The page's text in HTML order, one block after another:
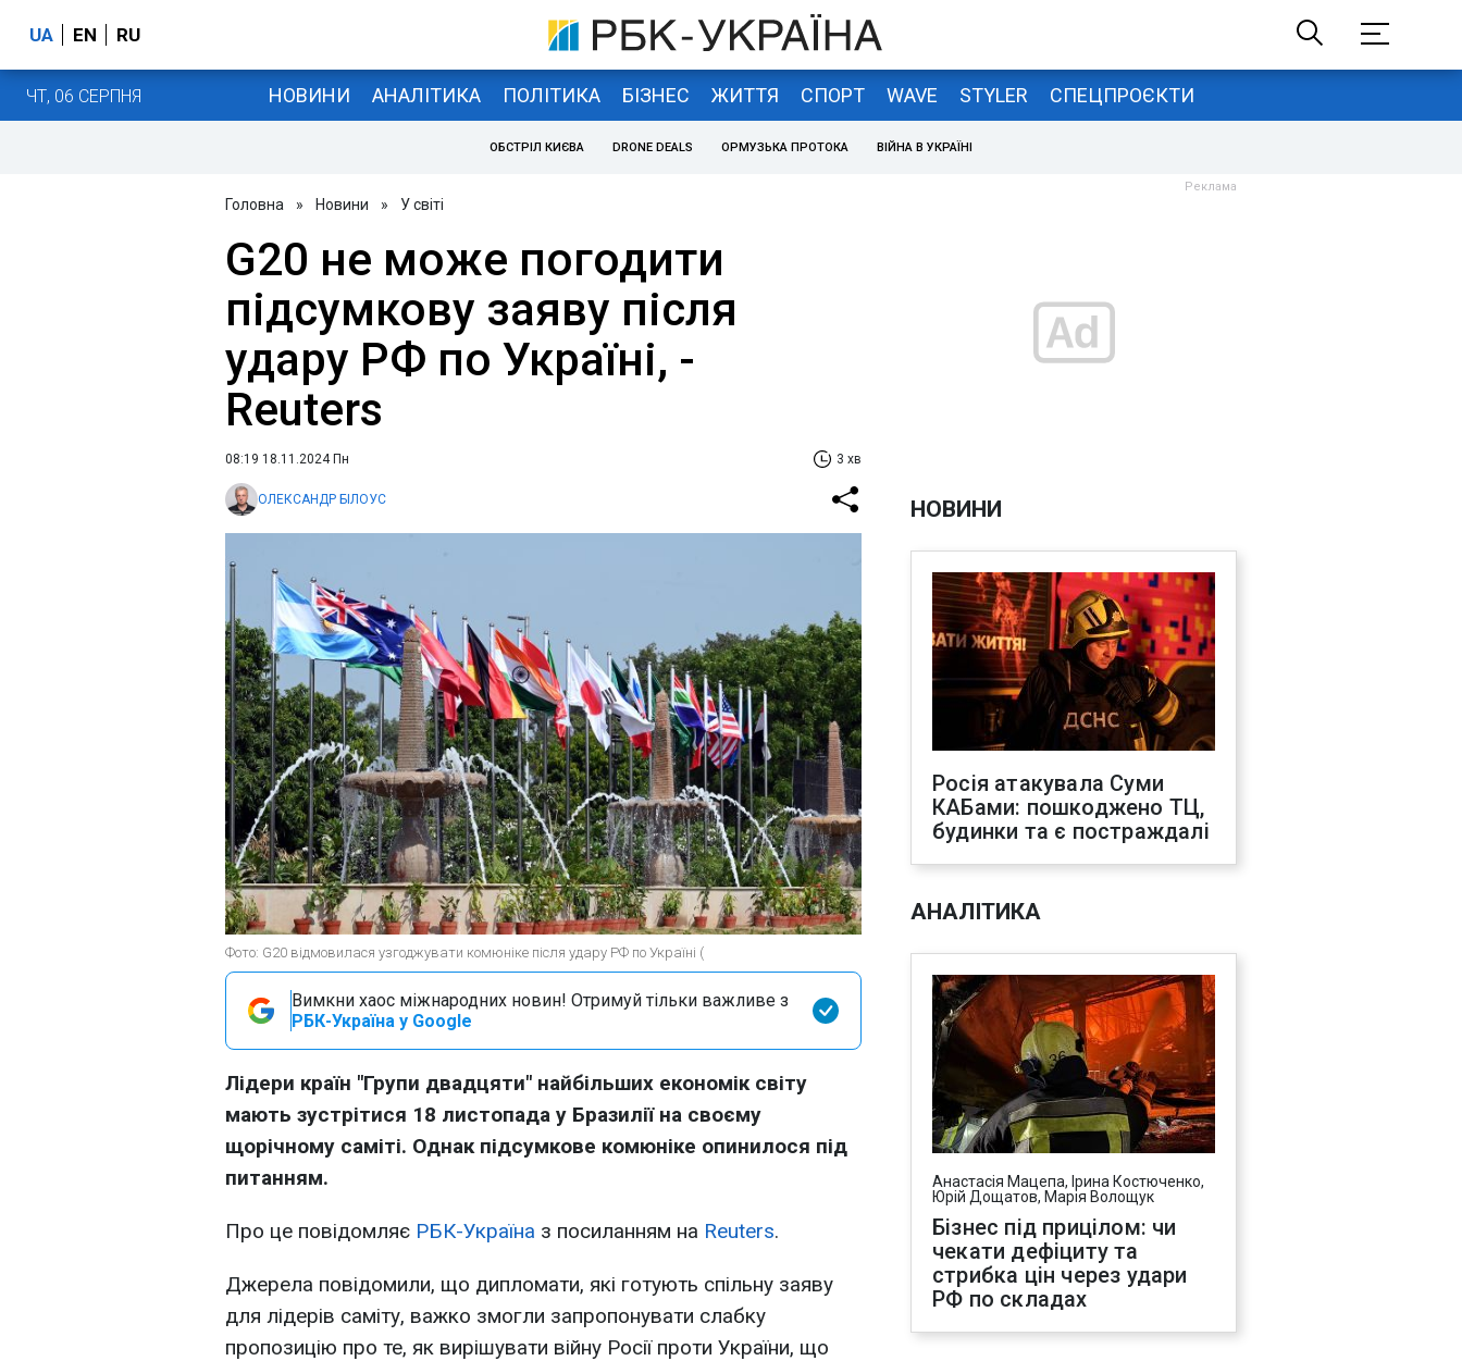
UA EN RU
ЧТ, 06 СЕРПНЯ НОВИНИ АНАЛІТИКА ПОЛІТИКА БІЗНЕС ЖИТТЯ СПОРТ WAVE STYLER СПЕЦПРОЄКТИ
ОБСТРІЛ КИЄВА DRONE DEALS ОРМУЗЬКА ПРОТОКА ВІЙНА В УКРАЇНІ
Головна » Новини » У світі
G20 не може погодити
підсумкову заяву після
удару РФ по Україні, -
Reuters
08:19 18.11.2024 Пн 3 хв
ОЛЕКСАНДР БІЛОУС
Фото: G20 відмовилася узгоджувати комюніке після удару РФ по Україні (
Вимкни хаос міжнародних новин! Отримуй тільки важливе з
РБК-Україна у Google
Лідери країн "Групи двадцяти" найбільших економік світу
мають зустрітися 18 листопада у Бразилії на своєму
щорічному саміті. Однак підсумкове комюніке опинилося під
питанням.
Про це повідомляє РБК-Україна з посиланням на Reuters.
Джерела повідомили, що дипломати, які готують спільну заяву
для лідерів саміту, важко змогли запропонувати слабку
пропозицію про те, як вирішувати війну Росії проти України, що
НОВИНИ
Росія атакувала Суми
КАБами: пошкоджено ТЦ,
будинки та є постраждалі
АНАЛІТИКА
Анастасія Мацепа, Ірина Костюченко,
Юрій Дощатов, Марія Волощук
Бізнес під прицілом: чи
чекати дефіциту та
стрибка цін через удари
РФ по складах